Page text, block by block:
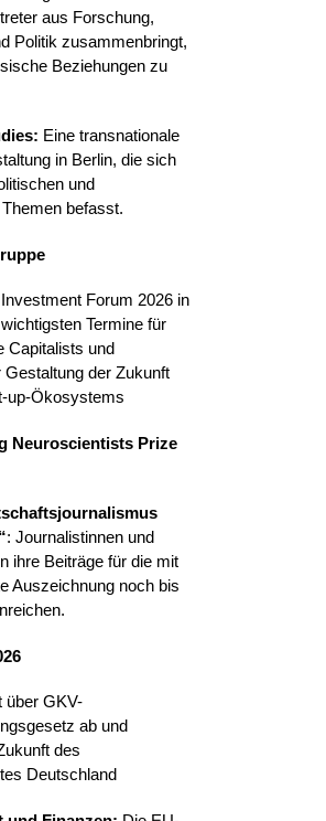
aus Forschung,
Politik zusammenbringt,
Beziehungen zu
Eine transnationale
in Berlin, die sich
und
befasst.
Forum 2026 in
Termine für
Capitalists und
der Zukunft
up-Ökosystems
Neuroscientists Prize
: Journalistinnen und
ihre Beiträge für die mit
Auszeichnung noch bis
über GKV-
ab und
des
Deutschland